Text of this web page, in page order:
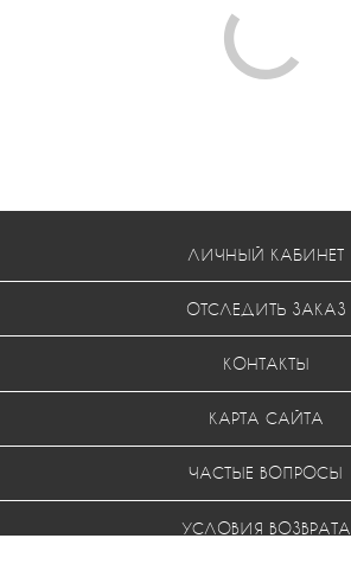
ЛИЧНЫЙ КАБИНЕТ
ОТСЛЕДИТЬ ЗАКАЗ
КОНТАКТЫ
КАРТА САЙТА
ЧАСТЫЕ ВОПРОСЫ
УСЛОВИЯ ВОЗВРАТА